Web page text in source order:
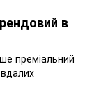
в
преміальний